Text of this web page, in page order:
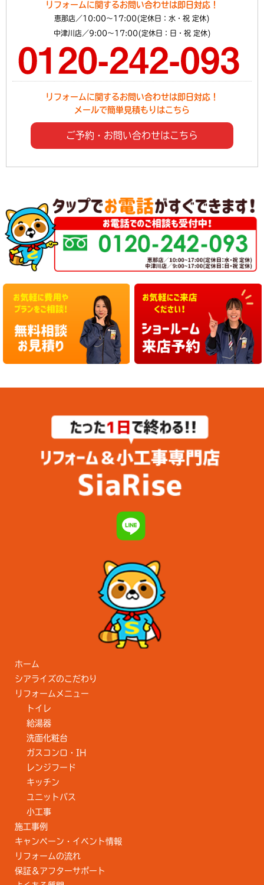
リフォームに関するお問い合わせは即日対応！
恵那店／10:00～17:00(定休日：水・祝 定休)
中津川店／9:00～17:00(定休日：日・祝 定休)
リフォームに関するお問い合わせは即日対応！
メールで簡単見積もりはこちら
ご予約・お問い合わせはこちら
ホーム
シアライズのこだわり
リフォームメニュー
トイレ
給湯器
洗面化粧台
ガスコンロ・IH
レンジフード
キッチン
ユニットバス
小工事
施工事例
キャンペーン・イベント情報
リフォームの流れ
保証＆アフターサポート